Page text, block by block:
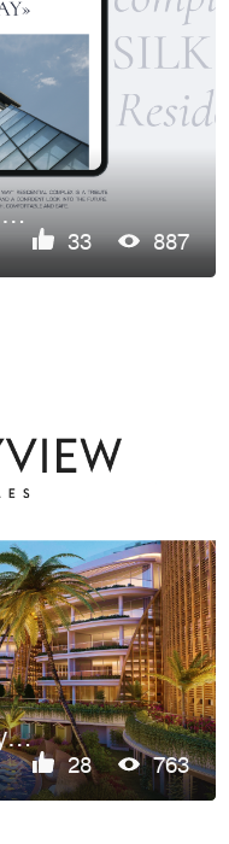
//SILK WAY — Лендинг и Брендинг
33 887
Real Estate — One Bayview
28 763